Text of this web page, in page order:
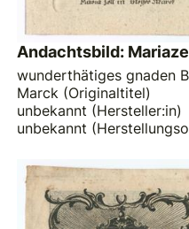
Andachtsbild:
wunderthätiges gnaden
Marck (Originaltitel)
unbekannt (Hersteller:in)
unbekannt